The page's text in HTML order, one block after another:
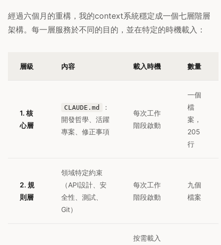
經過六個月的重構，我的context系統穩定成一個七層階層
架構。每一層服務於不同的目的，並在特定的時機載入：
層級 內容 載入時機 數量
1. 核
心層
CLAUDE.md
：
開發哲學、活躍
專案、修正事項
每次工作
階段啟動
一個
檔
案，
205
行
2. 規
則層
領域特定約束
（API設計、安
全性、測試、
Git）
每次工作
階段啟動
九個
檔案
按需載入